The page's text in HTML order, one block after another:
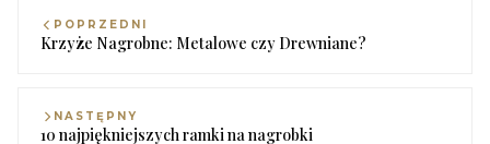
POPRZEDNI
Krzyże Nagrobne: Metalowe czy Drewniane?
NASTĘPNY
10 najpiękniejszych ramki na nagrobki